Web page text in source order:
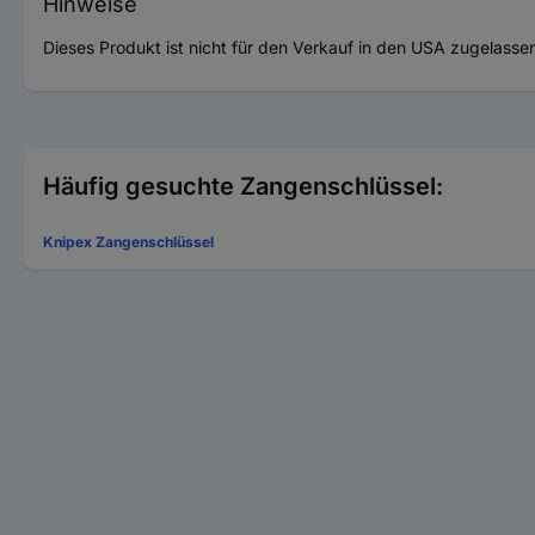
Dieses Produkt ist nicht für den Verkauf in den USA
Häufig gesuchte Zangenschlüssel:
Knipex Zangenschlüssel